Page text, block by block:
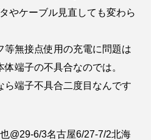
やケーブル見直しても変わら
等無接点使用の充電に問題は
体端子の不具合なのでは。
ら端子不具合二度目なんです
@29-6/3名古屋6/27-7/2北海